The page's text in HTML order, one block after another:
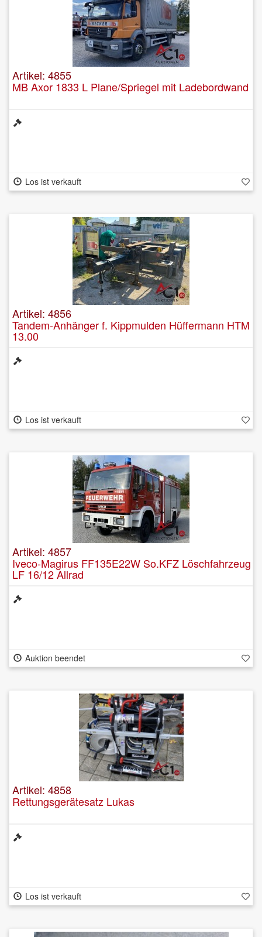
Artikel: 4855
MB Axor 1833 L Plane/Spriegel mit Ladebordwand
Los ist verkauft
Artikel: 4856
Tandem-Anhänger f. Kippmulden Hüffermann HTM
13.00
Los ist verkauft
Artikel: 4857
Iveco-Magirus FF135E22W So.KFZ Löschfahrzeug
LF 16/12 Allrad
Auktion beendet
Artikel: 4858
Rettungsgerätesatz Lukas
Los ist verkauft